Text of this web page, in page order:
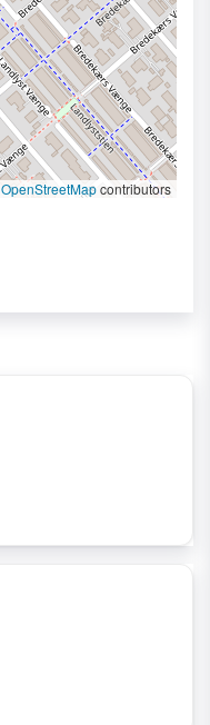
OpenStreetMapcontributors